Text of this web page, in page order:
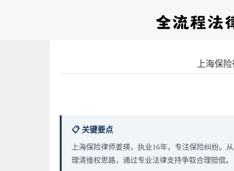
上海保
📋 关键要点
上海保险律师姜瑛，执业16年，专注保险纠纷。
理清维权思路，通过专业法律支持争取合理赔偿。